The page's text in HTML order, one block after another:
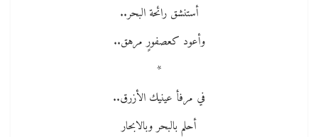
أستنشق رائحة البحر..
وأعود كعصفورٍ مرهق..
*
في مرفأ عينيك الأزرق..
أحلم بالبحر وبالابحار